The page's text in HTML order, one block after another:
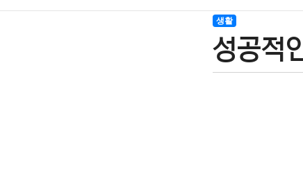
생활
성공적